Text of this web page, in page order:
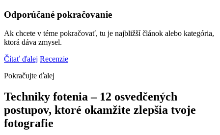
Odporúčané pokračovanie
Ak chcete v téme pokračovať, tu je najbližší článok alebo kategória,
ktorá dáva zmysel.
Čítať ďalej Recenzie
Pokračujte ďalej
Techniky fotenia – 12 osvedčených
postupov, ktoré okamžite zlepšia tvoje
fotografie